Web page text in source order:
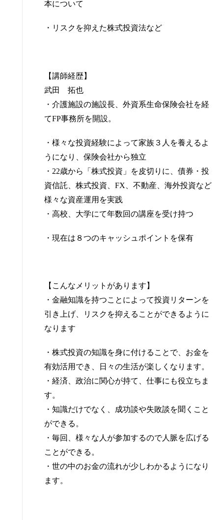
本について
・リスクを抑えた株式投資法など
【講師経歴】
武田 拓也
・介護施設の施設長、外資系生命保険会社を経
てFP事務所を開設。
・様々な投資経験によって家族３人を養えるよ
うになり、保険会社から独立
・22歳から「株式投資」を皮切りに、債券・投
資信託、株式投資、 FX 、不動産、海外投資など
様々な資産運用を実践
・高校、大学にて年数回の講座を受け持つ
・現在は８つのキャッシュポイントを保有
【こんなメリットがあります】
・金融知識を持つことによって投資リターンを
引き上げ、リスクを抑えることができるように
なります
・株式投資の知識を身に付けることで、お金を
有効活用でき、日々の生活が楽しくなります。
・経済、政治に関心が持て、仕事にも役立ちま
す。
・知識だけでなく、成功談や失敗談を聞くこと
ができる。
・毎回、様々な人が参加するので人脈を広げる
ことができる。
・世の中のお金の流れが少しわかるようになり
ます。